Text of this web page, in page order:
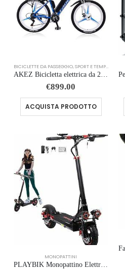
BICICLETTE DA PASSEGGIO,SPORT E TEMPO LIBERO
AKEZ Bicicletta elettrica da 26 pollici e da uomo 36V batteria al litio rimovibile, bicicletta elettrica da corsa, e-bike per ciclismo all’aperto (blu)
€899.00
ACQUISTA PRODOTTO
MONOPATTINI
PLAYBIK Monopattino Elettrico Adulto, Batteria 48V 15Ah, Autonomia 50-55 km, Monopattino Elettrici Pieghevole con Potente …